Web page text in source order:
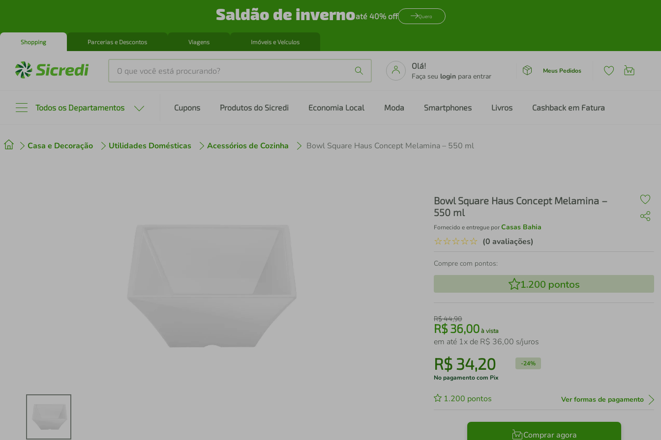
Saldão de invernoaté 40% off Quero
Shopping Parcerias e Descontos Viagens Imóveis e Veículos
O que você está procurando?
Olá!
Faça seu login para entrar
Meus Pedidos
Todos os Departamentos Cupons Produtos do Sicredi Economia Local Moda Smartphones Livros Cashback em Fatura
Casa e Decoração Utilidades Domésticas Acessórios de Cozinha Bowl Square Haus Concept Melamina – 550 ml
Bowl Square Haus Concept Melamina –
550 ml
Fornecido e entregue porCasas Bahia
☆☆☆☆☆ (0 avaliações)
Compre com pontos:
1.200 pontos
R$44,90
R$36,00 à vista
em até 1x de R$ 36,00 s/juros
R$ 34,20 -24%
No pagamento com Pix
1.200 pontos Ver formas de pagamento
Comprar agora
º cafeteira